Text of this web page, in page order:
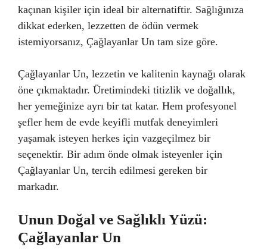
kaçınan kişiler için ideal bir alternatiftir. Sağlığınıza
dikkat ederken, lezzetten de ödün vermek
istemiyorsanız, Çağlayanlar Un tam size göre.
Çağlayanlar Un, lezzetin ve kalitenin kaynağı olarak
öne çıkmaktadır. Üretimindeki titizlik ve doğallık,
her yemeğinize ayrı bir tat katar. Hem profesyonel
şefler hem de evde keyifli mutfak deneyimleri
yaşamak isteyen herkes için vazgeçilmez bir
seçenektir. Bir adım önde olmak isteyenler için
Çağlayanlar Un, tercih edilmesi gereken bir
markadır.
Unun Doğal ve Sağlıklı Yüzü:
Çağlayanlar Un